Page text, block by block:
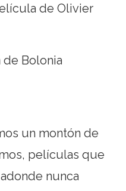
de Olivier
de Bolonia
un montón de
películas que
nunca